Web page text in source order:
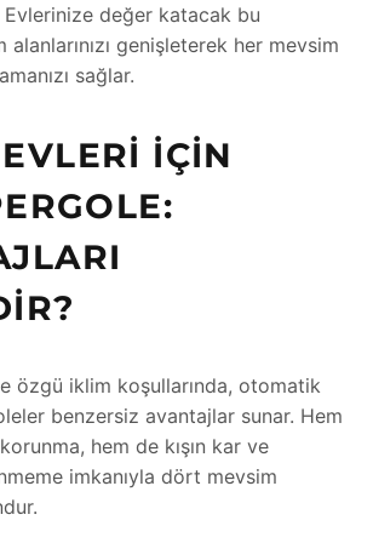
Evlerinize değer katacak bu
alanlarınızı genişleterek her mevsim
sağlar.
İÇIN
özgü iklim koşullarında, otomatik
benzersiz avantajlar sunar. Hem
hem de kışın kar ve
imkanıyla dört mevsim